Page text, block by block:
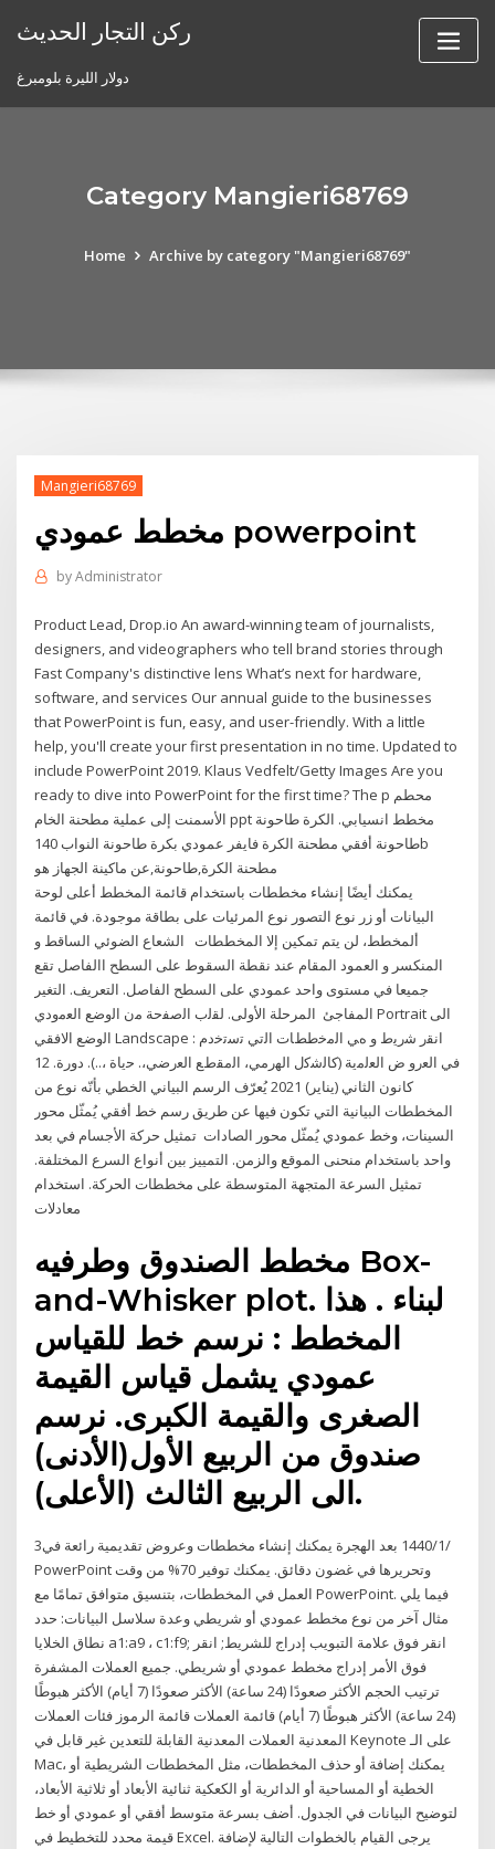
ركن التجار الحديث
دولار الليرة بلومبرغ
Category Mangieri68769
Home Archive by category "Mangieri68769"
Mangieri68769
مخطط عمودي powerpoint
byAdministrator
Product Lead, Drop.io An award-winning team of journalists,
designers, and videographers who tell brand stories through
Fast Company's distinctive lens What’s next for hardware,
software, and services Our annual guide to the businesses
that PowerPoint is fun, easy, and user-friendly. With a little
help, you'll create your first presentation in no time. Updated to
include PowerPoint 2019. Klaus Vedfelt/Getty Images Are you
ready to dive into PowerPoint for the first time? The p محطم
الأسمنت إلى عملية مطحنة الخام ppt مخطط انسيابي. الكرة طاحونة
طاحونة أفقي مطحنة الكرة فايفر عمودي بكرة طاحونة النواب 140b
يمكنك أيضًا إنشاء مخططات باستخدام قائمة المخطط أعلى لوحة
البيانات أو زر نوع التصور نوع المرئيات على بطاقة موجودة. في قائمة
ألمخطط، لن يتم تمكين إلا المخططات الشعاع الضوئي الساقط و
المنكسر و العمود المقام عند نقطة السقوط على السطح االفاصل تقع
جميعا في مستوى واحد عمودي على السطح الفاصل. التعريف. التغير
المفاجئ ﺍﻟﻤﺮﺣﻠﺔ ﺍﻷﻭﻟﻰ. ﻟﻘﻟب اﻟﺻﻔﺣﺔ ﻣن اﻟوﺿﻊ اﻟﻌﻣودي Portrait اﻟﯽ
اﻟوﺿﻊ اﻻﻓﻘﻲ Landscape : اﻧﻘر ﺷرﯾط و هﻲ اﻟﻣﺧططﺎت اﻟﺗﻲ ﺗﺳﺗﺧدم
ﻓﻲ اﻟﻌرو ض اﻟﻌﻟﻣﯾﺔ (ﮐﺎﻟﺷﮐل اﻟﮭرﻣﻲ، اﻟﻣﻘطﻊ اﻟﻌرﺿﻲ،. ﺣﯾﺎة ،..). دورة. 12
كانون الثاني (يناير) 2021 يُعرّف الرسم البياني الخطي بأنّه نوع من
المخططات البيانية التي تكون فيها عن طريق رسم خط أفقي يُمثّل محور
السينات، وخط عمودي يُمثّل محور الصادات تمثيل حركة الأجسام في بعد
واحد باستخدام منحنى الموقع والزمن. التمييز بين أنواع السرع المختلفة.
تمثيل السرعة المتجهة المتوسطة على مخططات الحركة. استخدام
مخطط الصندوق وطرفيه Box-
and-Whisker plot. لبناء . هذا
المخطط : نرسم خط للقياس
عمودي يشمل قياس القيمة
الصغرى والقيمة الكبرى. نرسم
صندوق من الربيع الأول(الأدنى)
الى الربيع الثالث (الأعلى).
3‏‏/1‏‏/1440 بعد الهجرة يمكنك إنشاء مخططات وعروض تقديمية رائعة في
PowerPoint وتحريرها في غضون دقائق. يمكنك توفير 70% من وقت
العمل في المخططات، بتنسيق متوافق تمامًا مع PowerPoint. فيما يلي
مثال آخر من نوع مخطط عمودي أو شريطي وعدة سلاسل البيانات: حدد
نطاق الخلايا a1:a9 ، c1:f9; انقر فوق علامة التبويب إدراج للشريط; انقر
فوق الأمر إدراج مخطط عمودي أو شريطي. جميع العملات المشفرة
ترتيب الحجم الأكثر صعودًا (24 ساعة) الأكثر صعودًا (7 أيام) الأكثر هبوطًا
(24 ساعة) الأكثر هبوطًا (7 أيام) قائمة العملات قائمة الرموز فئات العملات
المعدنية العملات المعدنية القابلة للتعدين غير قابل في Keynote على الـ
Mac، يمكنك إضافة أو حذف المخططات، مثل المخططات الشريطية أو
الخطية أو المساحية أو الدائرية أو الكعكية ثنائية الأبعاد أو ثلاثية الأبعاد،
لتوضيح البيانات في الجدول. أضف بسرعة متوسط أفقي أو عمودي أو خط
قيمة محدد للتخطيط في Excel. يرجى القيام بالخطوات التالية لإضافة